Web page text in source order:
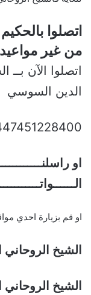
اتصلوا
من غير
اتصلوا الآن
الدين السوسي
او
او قم بزيارة احدي
الشيخ
الشيخ